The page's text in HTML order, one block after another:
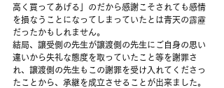
高く買ってあげる」のだから感謝こそされても感情
を損なうことになってしまっていたとは青天の霹靂
だったかもしれません。
結局、譲受側の先生が譲渡側の先生にご自身の思い
違いから失礼な態度を取っていたこと等を謝罪さ
れ、譲渡側の先生もこの謝罪を受け入れてくださっ
たことから、承継を成立させることが出来ました。